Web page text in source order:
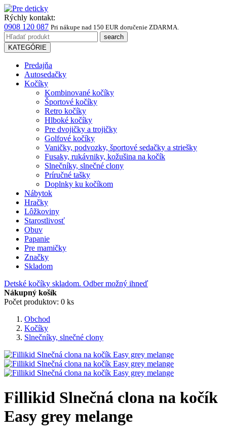
Rýchly kontakt:
0908 120 087 Pri nákupe nad 150 EUR doručenie ZDARMA.
KATEGÓRIE
Predajňa
Autosedačky
Kočíky
Kombinované kočíky
Športové kočíky
Retro kočíky
Hlboké kočíky
Pre dvojičky a trojičky
Golfové kočíky
Vaničky, podvozky, športové sedačky a striešky
Fusaky, rukávniky, kožušina na kočík
Slnečníky, slnečné clony
Príručné tašky
Doplnky ku kočíkom
Nábytok
Hračky
Lôžkoviny
Starostlivosť
Obuv
Papanie
Pre mamičky
Značky
Skladom
Detské kočíky skladom. Odber možný ihneď
Nákupný košík
Počet produktov: 0 ks
Obchod
Kočíky
Slnečníky, slnečné clony
Fillikid Slnečná clona na kočík
Easy grey melange